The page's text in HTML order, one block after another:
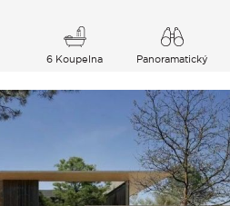
6 Koupelna Panoramatický